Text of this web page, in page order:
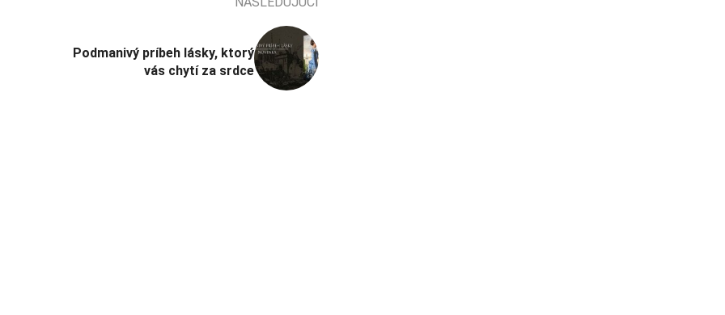
Podmanivý príbeh lásky, ktorý
vás chytí za srdce